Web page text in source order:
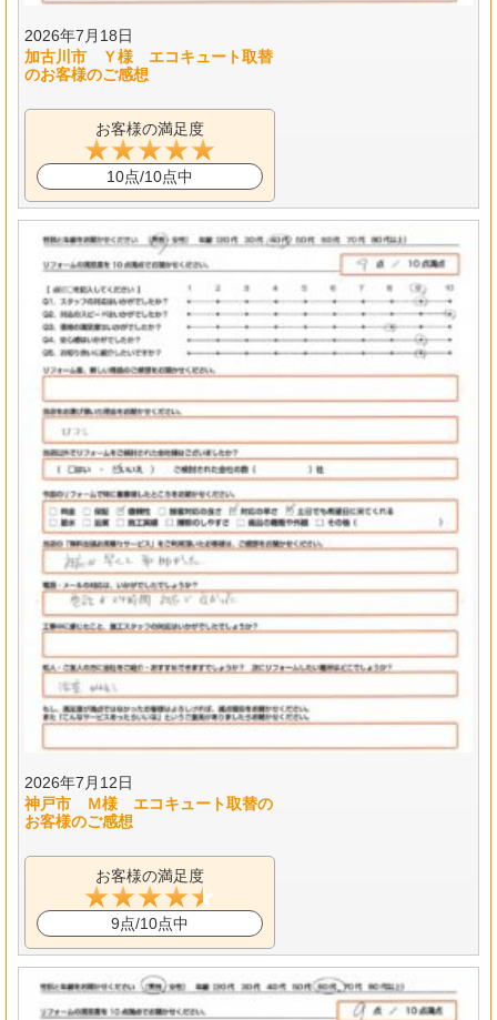
2026年7月18日
加古川市 Ｙ様 エコキュート取替
のお客様のご感想
お客様の満足度
10点/10点中
2026年7月12日
神戸市 Ｍ様 エコキュート取替の
お客様のご感想
お客様の満足度
9点/10点中